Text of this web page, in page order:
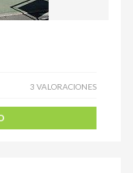
3 VALORACIONES